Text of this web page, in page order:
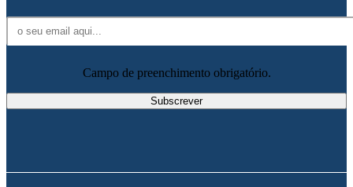
Campo de preenchimento obrigatório.